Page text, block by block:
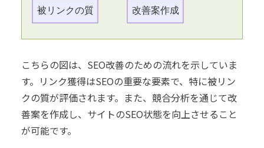
被リンクの質 改善案作成
こちらの図は、SEO改善のための流れを示していま
す。リンク獲得はSEOの重要な要素で、特に被リン
クの質が評価されます。また、競合分析を通じて改
善案を作成し、サイトのSEO状態を向上させること
が可能です。